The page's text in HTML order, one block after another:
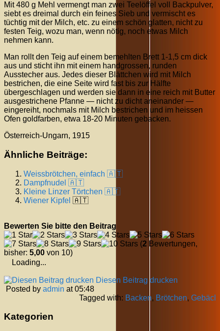
Mit 480 g Mehl vermengt man zwei Teelöffel voll Backpulver,
siebt es dreimal durch ein feines Sieb und vermischt es
tüchtig mit der Milch, etc. zu einem schön glatten, nicht zu
festen Teig, wozu man, wenn nötig, noch etwas Milch
nehmen kann.
Man rollt den Teig auf einem bemehlten Brett 1-1,5 cm dick
aus und sticht ihn mit einem handgrossen, runden
Ausstecher aus. Jedes dieser Blättchen wird mit Milch
bestrichen, die eine Seite wird fast bis zur Hälfte
übergeschlagen und werden sie dann in eine reich mit Butter
ausgestrichene Pfanne — nicht zu dicht aneinander —
eingereiht, nochmals mit Milch bestrichen und im heissen
Ofen goldfarben, etwa 18-20 Minuten gebacken.
Österreich-Ungarn, 1915
Ähnliche Beiträge:
Weissbrötchen, einfach 🇦🇹
Dampfnudel 🇦🇹
Kleine Linzer Törtchen 🇦🇹
Wiener Kipfel 🇦🇹
Bewerten Sie bitte den Beitrag
(2 Bewertungen,
bisher: 5,00 von 10)
Loading...
Diesen Beitrag drucken
Posted by admin at 05:48
Tagged with: Backen, Brötchen, Gebäcl
Kategorien